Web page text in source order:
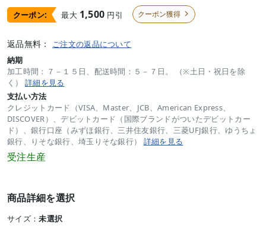
クーポン: 最大 1,500 円引 クーポン獲得 
返品無料： ご注文の返品について
納期
加工時間：７－１５日、配送時間：５－７日。 （※土日・祝日を除
く） 詳細を見る
支払い方法
クレジットカード（VISA、Master、JCB、American Express、
DISCOVER）、デビットカード（国際ブランドがついたデビットカー
ド）、銀行口座（みずほ銀行、三井住友銀行、三菱UFJ銀行、ゆうちょ
銀行、りそな銀行、埼玉りそな銀行） 詳細を見る
受注生産
商品詳細を選択
サイズ：未選択